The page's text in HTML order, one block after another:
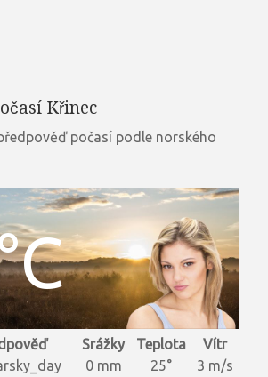
Křinec
počasí podle norského
Srážky Teplota
Vítr
0 mm 25°
3 m/s